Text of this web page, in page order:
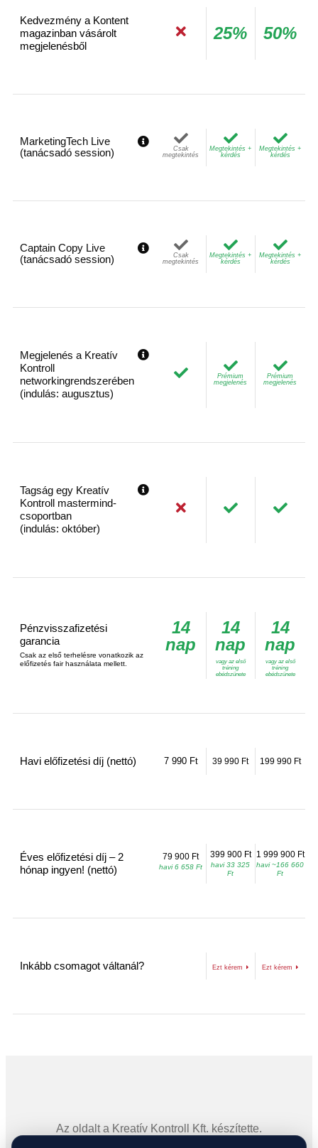
Kedvezmény a Kontent
magazinban vásárolt
megjelenésből
25% 50%
MarketingTech Live
(tanácsadó session)
Csak
megtekintés
Megtekintés +
kérdés
Megtekintés +
kérdés
Captain Copy Live
(tanácsadó session)
Csak
megtekintés
Megtekintés +
kérdés
Megtekintés +
kérdés
Megjelenés a Kreatív
Kontroll
networkingrendszerében
(indulás: augusztus)
Prémium
megjelenés
Prémium
megjelenés
Tagság egy Kreatív
Kontroll mastermind-
csoportban
(indulás: október)
Pénzvisszafizetési
garancia
Csak az első terhelésre vonatkozik az
előfizetés fair használata mellett.
14
nap
14
nap
vagy az első
tréning
ebédszünete
14
nap
vagy az első
tréning
ebédszünete
Havi előfizetési díj (nettó) 7 990 Ft 39 990 Ft 199 990 Ft
Éves előfizetési díj – 2
hónap ingyen! (nettó)
79 900 Ft
havi 6 658 Ft
399 900 Ft
havi 33 325
Ft
1 999 900 Ft
havi ~166 660
Ft
Inkább csomagot váltanál? Ezt kérem Ezt kérem
Az oldalt a Kreatív Kontroll Kft. készítette.